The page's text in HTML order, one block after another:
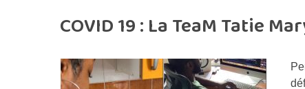
COVID 19 : La TeaM Tatie